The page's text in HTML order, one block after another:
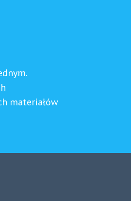
materiałów